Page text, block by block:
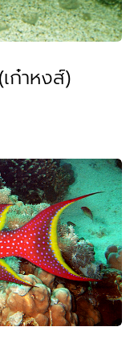
ก๋าหงส์)